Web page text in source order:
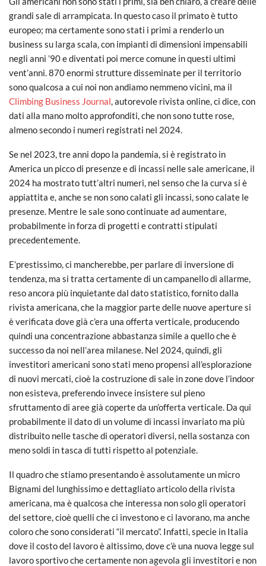
grandi sale di arrampicata. In questo caso il primato è tutto
europeo; ma certamente sono stati i primi a renderlo un
business su larga scala, con impianti di dimensioni impensabili
negli anni ’90 e diventati poi merce comune in questi ultimi
vent’anni. 870 enormi strutture disseminate per il territorio
sono qualcosa a cui noi non andiamo nemmeno vicini, ma il
Climbing Business Journal, autorevole rivista online, ci dice, con
dati alla mano molto approfonditi, che non sono tutte rose,
almeno secondo i numeri registrati nel 2024.
Se nel 2023, tre anni dopo la pandemia, si è registrato in
America un picco di presenze e di incassi nelle sale americane, il
2024 ha mostrato tutt’altri numeri, nel senso che la curva si è
appiattita e, anche se non sono calati gli incassi, sono calate le
presenze. Mentre le sale sono continuate ad aumentare,
probabilmente in forza di progetti e contratti stipulati
precedentemente.
E’prestissimo, ci mancherebbe, per parlare di inversione di
tendenza, ma si tratta certamente di un campanello di allarme,
reso ancora più inquietante dal dato statistico, fornito dalla
rivista americana, che la maggior parte delle nuove aperture si
è verificata dove già c’era una offerta verticale, producendo
quindi una concentrazione abbastanza simile a quello che è
successo da noi nell’area milanese. Nel 2024, quindi, gli
investitori americani sono stati meno propensi all’esplorazione
di nuovi mercati, cioè la costruzione di sale in zone dove l’indoor
non esisteva, preferendo invece insistere sul pieno
sfruttamento di aree già coperte da un’offerta verticale. Da qui
probabilmente il dato di un volume di incassi invariato ma più
distribuito nelle tasche di operatori diversi, nella sostanza con
meno soldi in tasca di tutti rispetto al potenziale.
Il quadro che stiamo presentando è assolutamente un micro
Bignami del lunghissimo e dettagliato articolo della rivista
americana, ma è qualcosa che interessa non solo gli operatori
del settore, cioè quelli che ci investono e ci lavorano, ma anche
coloro che sono considerati “il mercato”. Infatti, specie in Italia
dove il costo del lavoro è altissimo, dove c’è una nuova legge sul
lavoro sportivo che certamente non agevola gli investitori e non